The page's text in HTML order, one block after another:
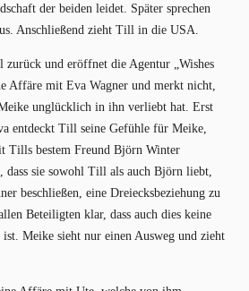
der beiden leidet. Später sprechen
Anschließend zieht Till in die USA.
zurück und eröffnet die Agentur „Wishes
Affäre mit Eva Wagner und merkt nicht,
unglücklich in ihn verliebt hat. Erst
entdeckt Till seine Gefühle für Meike,
Tills bestem Freund Björn Winter
dass sie sowohl Till als auch Björn liebt,
beschließen, eine Dreiecksbeziehung zu
Beteiligten klar, dass auch dies keine
Meike sieht nur einen Ausweg und zieht